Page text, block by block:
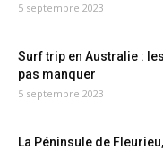
5 septembre 2023
Surf trip en Australie :
pas manquer
5 septembre 2023
La Péninsule de